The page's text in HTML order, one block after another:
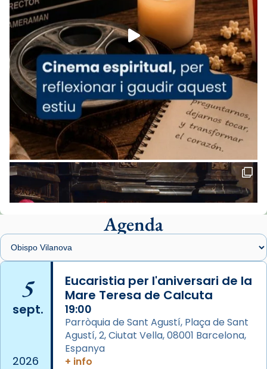
Foto
View on Facebook · Share
Arquebisbat de Barcelona
1 week ago
«Avui les santes Juliana i Semproniana ens
ajuden a alçar la mirada»
Mons. Sergi Gordo, bisbe de Tortosa, ha
presidit aquest 27 de juliol la missa de Les
Santes de Mataró.
🔗tinyurl.com/cvu5jmbk
📸 J. Merino
de Barcelona.
2 weeks ago
Aquest dilluns, 27 de juliol, ha tingut lloc la
missa d’acció de gràcies en agraïment al
comitè organitzador de la visita apostòlica
del Sant Pare Lleó XIV a Barcelona, i als
Agenda
5
sept.
2026
Eucaristia per l'aniversari de la
Mare Teresa de Calcuta
19:00
Parròquia de Sant Agustí, Plaça de Sant
Agustí, 2, Ciutat Vella, 08001 Barcelona,
Espanya
+ info